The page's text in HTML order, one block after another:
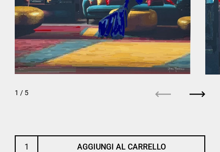
AGGIUNGI AL CARRELLO
1 / 5